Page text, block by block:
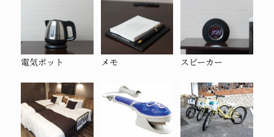
電気ポット メモ スピーカー